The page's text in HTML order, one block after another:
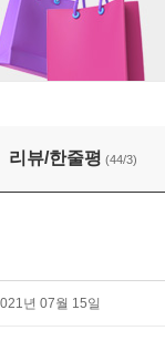
리뷰/한줄평 (44/3)
년 07월 15일